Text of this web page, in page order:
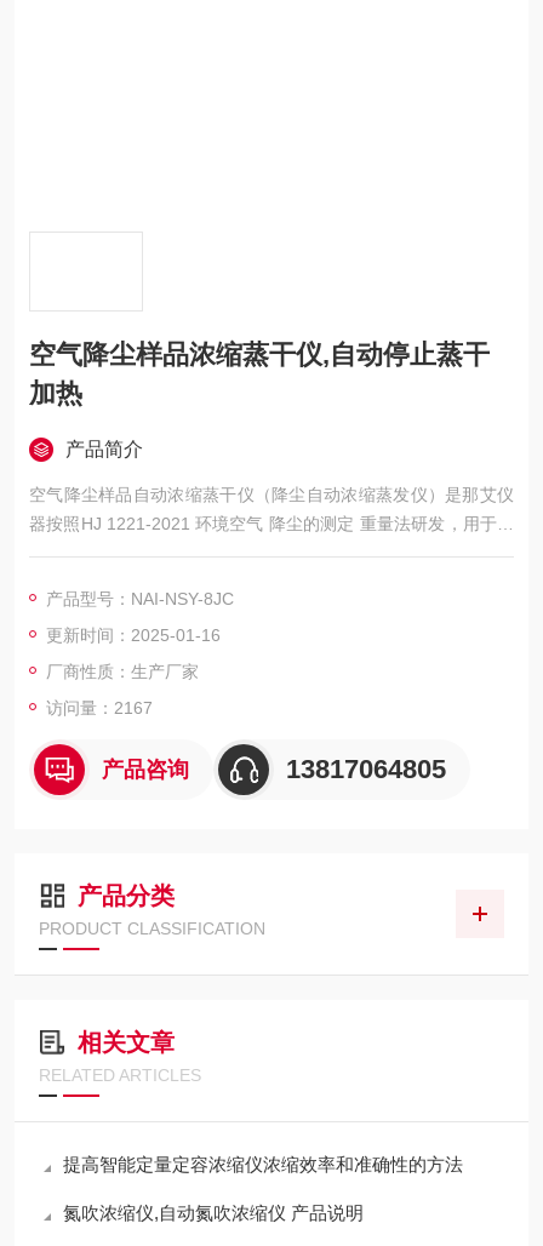
空气降尘样品浓缩蒸干仪,自动停止蒸干
加热
产品简介
空气降尘样品自动浓缩蒸干仪（降尘自动浓缩蒸发仪）是那艾仪
器按照HJ 1221-2021 环境空气 降尘的测定 重量法研发，用于空
气降尘样品的浓缩蒸干前处理。全程自动监控浓缩样品的状态变
样品浓缩蒸干仪,水质盐量的测定
产品型号：NAI-NSY-8JC
更新时间：2025-01-16
厂商性质：生产厂家
访问量：2167
产品咨询 13817064805
产品分类
PRODUCT CLASSIFICATION
相关文章
RELATED ARTICLES
提高智能定量定容浓缩仪浓缩效率和准确性的方法
氮吹浓缩仪,自动氮吹浓缩仪 产品说明